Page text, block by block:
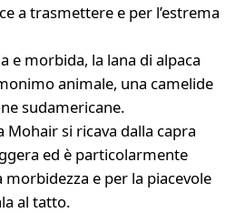
a trasmettere e per l’estrema
e morbida, la lana di alpaca
animale, una camelide
sudamericane.
Mohair si ricava dalla capra
ed è particolarmente
morbidezza e per la piacevole
al tatto.